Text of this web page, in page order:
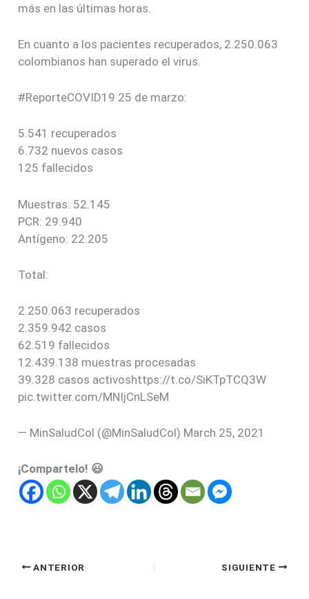
más en las últimas horas.
En cuanto a los pacientes recuperados, 2.250.063
colombianos han superado el virus.
#ReporteCOVID19 25 de marzo:
5.541 recuperados
6.732 nuevos casos
125 fallecidos
Muestras: 52.145
PCR: 29.940
Antígeno: 22.205
Total:
2.250.063 recuperados
2.359.942 casos
62.519 fallecidos
12.439.138 muestras procesadas
39.328 casos activoshttps://t.co/SiKTpTCQ3W
pic.twitter.com/MNIjCnLSeM
— MinSaludCol (@MinSaludCol) March 25, 2021
¡Compartelo! 😃
ANTERIOR SIGUIENTE